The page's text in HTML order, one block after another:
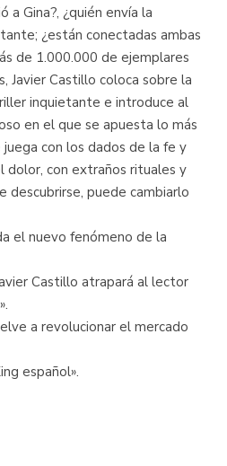
a Gina?, ¿quién envía la
¿están conectadas ambas
de 1.000.000 de ejemplares
Javier Castillo coloca sobre la
inquietante e introduce al
en el que se apuesta lo más
con los dados de la fe y
dolor, con extraños rituales y
descubrirse, puede cambiarlo
el nuevo fenómeno de la
Castillo atrapará al lector
a revolucionar el mercado
español».